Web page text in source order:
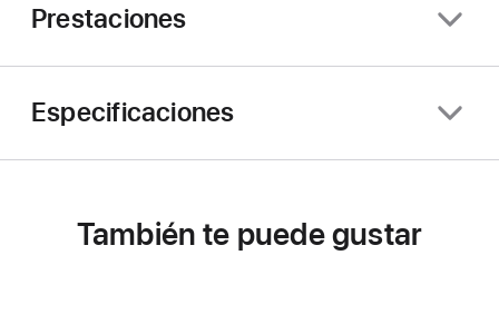
Prestaciones
Especificaciones
También te puede gustar